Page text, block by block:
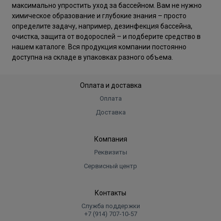
максимально упростить уход за бассейном. Вам не нужно
химическое образование и глубокие знания – просто
определите задачу, например, дезинфекция бассейна,
очистка, защита от водорослей – и подберите средство в
нашем каталоге. Вся продукция компании постоянно
доступна на складе в упаковках разного объема.
Оплата и доставка
Оплата
Доставка
Компания
Реквизиты
Сервисный центр
Контакты
Служба поддержки
+7 (914) 707‑10‑57